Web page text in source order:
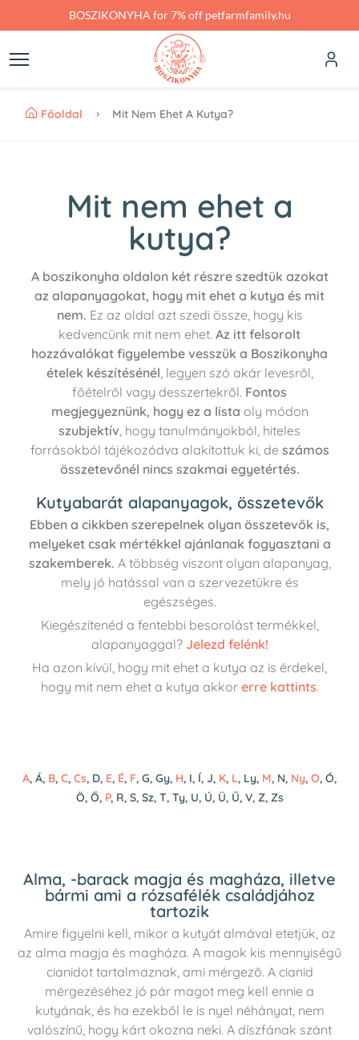
Skip to main contentBOSZIKONYHA for 7% off petfarmfamily.hu
Főoldal Mit Nem Ehet A Kutya?
Mit nem ehet a
kutya?
A boszikonyha oldalon két részre szedtük azokat
az alapanyagokat, hogy mit ehet a kutya és mit
nem. Ez az oldal azt szedi össze, hogy kis
kedvencünk mit nem ehet. Az itt felsorolt
hozzávalókat figyelembe vesszük a Boszikonyha
ételek készítésénél, legyen szó akár levesről,
főételről vagy desszertekről. Fontos
megjegyeznünk, hogy ez a lista oly módon
szubjektív, hogy tanulmányokból, hiteles
forrásokból tájékozódva alakítottuk ki, de számos
összetevőnél nincs szakmai egyetértés.
Kutyabarát alapanyagok, összetevők
Ebben a cikkben szerepelnek olyan összetevők is,
melyeket csak mértékkel ajánlanak fogyasztani a
szakemberek. A többség viszont olyan alapanyag,
mely jó hatással van a szervezetükre és
egészséges.
Kiegészítenéd a fentebbi besorolást termékkel,
alapanyaggal? Jelezd felénk!
Ha azon kívül, hogy mit ehet a kutya az is érdekel,
hogy mit nem ehet a kutya akkor erre kattints.
A, Á, B, C, Cs, D, E, É, F, G, Gy, H, I, Í, J, K, L, Ly, M, N, Ny, O, Ó,
Ö, Ő, P, R, S, Sz, T, Ty, U, Ú, Ü, Ű, V, Z, Zs
Alma, -barack magja és magháza, illetve
bármi ami a rózsafélék családjához
tartozik
Amire figyelni kell, mikor a kutyát almával etetjük, az
az alma magja és magháza. A magok kis mennyiségű
cianidot tartalmaznak, ami mérgező. A cianid
mérgezéséhez jó pár magot meg kell ennie a
kutyának, és ha ezekből le is nyel néhányat, nem
valószínű, hogy kárt okozna neki. A díszfának szánt